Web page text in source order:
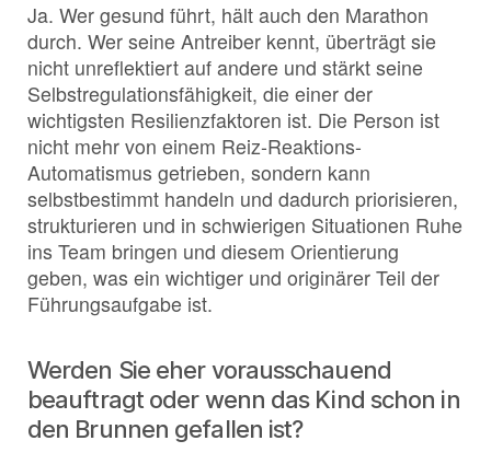
Ja. Wer gesund führt, hält auch den Marathon
durch. Wer seine Antreiber kennt, überträgt sie
nicht unreflektiert auf andere und stärkt seine
Selbstregulationsfähigkeit, die einer der
wichtigsten Resilienzfaktoren ist. Die Person ist
nicht mehr von einem Reiz-Reaktions-
Automatismus getrieben, sondern kann
selbstbestimmt handeln und dadurch priorisieren,
strukturieren und in schwierigen Situationen Ruhe
ins Team bringen und diesem Orientierung
geben, was ein wichtiger und originärer Teil der
Führungsaufgabe ist.
Werden Sie eher vorausschauend
beauftragt oder wenn das Kind schon in
den Brunnen gefallen ist?